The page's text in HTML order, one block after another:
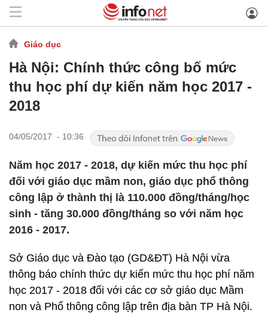
Giáo dục
Hà Nội: Chính thức công bố mức
thu học phí dự kiến năm học 2017 -
2018
04/05/2017 - 10:36
Năm học 2017 - 2018, dự kiến mức thu học phí
đối với giáo dục mầm non, giáo dục phổ thông
công lập ở thành thị là 110.000 đồng/tháng/học
sinh - tăng 30.000 đồng/tháng so với năm học
2016 - 2017.
Sở Giáo dục và Đào tạo (GD&ĐT) Hà Nội vừa
thông báo chính thức dự kiến mức thu học phí năm
học 2017 - 2018 đối với các cơ sở giáo dục Mầm
non và Phổ thông công lập trên địa bàn TP Hà Nội.